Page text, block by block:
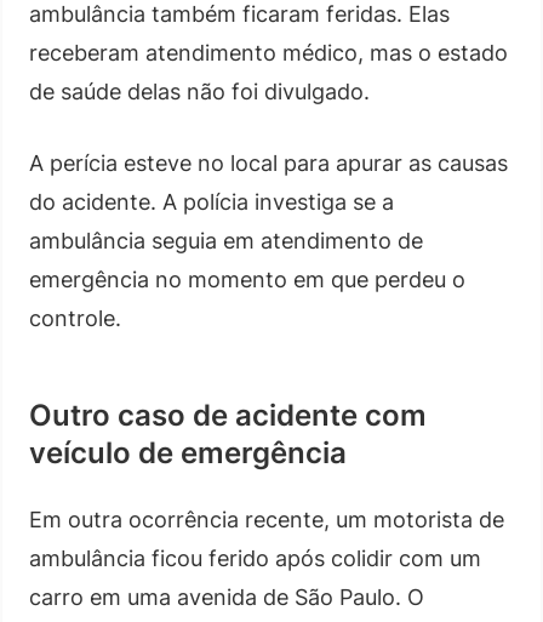
ambulância também ficaram feridas. Elas
receberam atendimento médico, mas o estado
de saúde delas não foi divulgado.
A perícia esteve no local para apurar as causas
do acidente. A polícia investiga se a
ambulância seguia em atendimento de
emergência no momento em que perdeu o
controle.
Outro caso de acidente com
veículo de emergência
Em outra ocorrência recente, um motorista de
ambulância ficou ferido após colidir com um
carro em uma avenida de São Paulo. O